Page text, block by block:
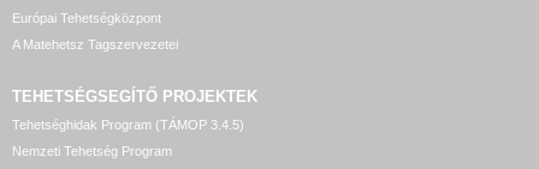
Európai Tehetségközpont
A Matehetsz Tagszervezetei
TEHETSÉGSEGÍTŐ PROJEKTEK
Tehetséghidak Program (TÁMOP 3.4.5)
Nemzeti Tehetség Program